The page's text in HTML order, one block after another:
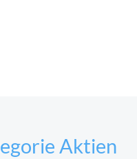
Aktien